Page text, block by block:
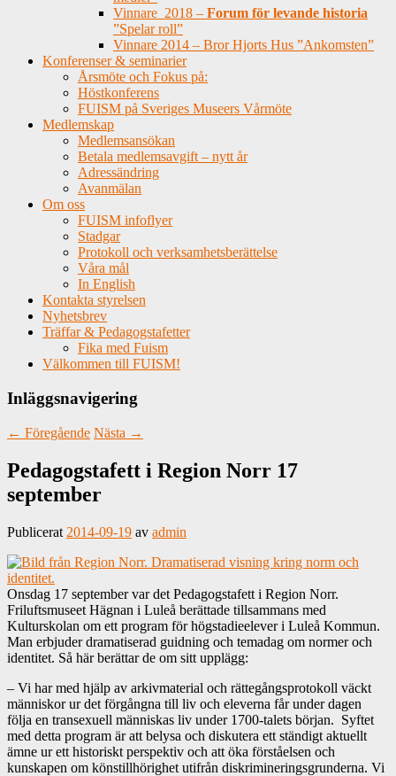
Vinnare 2018 – Forum för levande historia
”Spelar roll”
Vinnare 2014 – Bror Hjorts Hus ”Ankomsten”
Konferenser & seminarier
Årsmöte och Fokus på:
Höstkonferens
FUISM på Sveriges Museers Vårmöte
Medlemskap
Medlemsansökan
Betala medlemsavgift – nytt år
Adressändring
Avanmälan
Om oss
FUISM infoflyer
Stadgar
Protokoll och verksamhetsberättelse
Våra mål
In English
Kontakta styrelsen
Nyhetsbrev
Träffar & Pedagogstafetter
Fika med Fuism
Välkommen till FUISM!
Inläggsnavigering
← Föregående Nästa →
Pedagogstafett i Region Norr 17
september
Publicerat 2014-09-19 av admin
Onsdag 17 september var det Pedagogstafett i Region Norr.
Friluftsmuseet Hägnan i Luleå berättade tillsammans med
Kulturskolan om ett program för högstadieelever i Luleå Kommun.
Man erbjuder dramatiserad guidning och temadag om normer och
identitet. Så här berättar de om sitt upplägg:
– Vi har med hjälp av arkivmaterial och rättegångsprotokoll väckt
människor ur det förgångna till liv och eleverna får under dagen
följa en transexuell människas liv under 1700-talets början. Syftet
med detta program är att belysa och diskutera ett ständigt aktuellt
ämne ur ett historiskt perspektiv och att öka förståelsen och
kunskapen om könstillhörighet utifrån diskrimineringsgrunderna. Vi